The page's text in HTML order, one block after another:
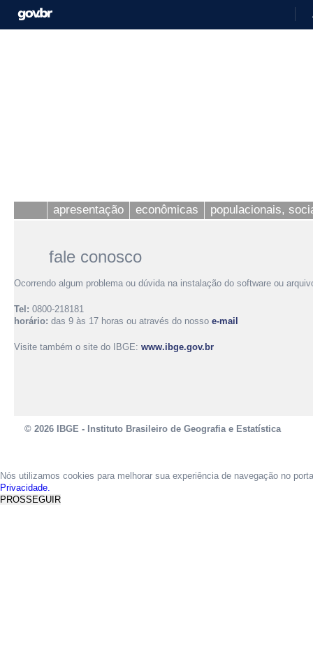
apresentação econômicas populacionais,
fale conosco
Ocorrendo algum problema ou dúvida na instalação do software ou
Tel: 0800-218181
horário: das 9 às 17 horas ou através do nosso e-mail
Visite também o site do IBGE: www.ibge.gov.br
© 2026 IBGE - Instituto Brasileiro de Geografia e Estatística
Nós utilizamos cookies para melhorar sua experiência de navegação no
Privacidade.
PROSSEGUIR